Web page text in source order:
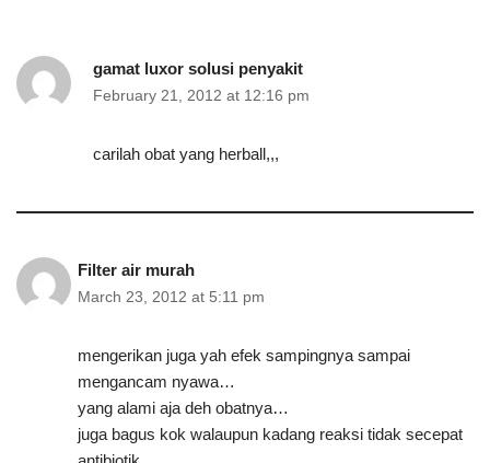
gamat luxor solusi penyakit
February 21, 2012 at 12:16 pm
carilah obat yang herball,,,
Filter air murah
March 23, 2012 at 5:11 pm
mengerikan juga yah efek sampingnya sampai
mengancam nyawa…
yang alami aja deh obatnya…
juga bagus kok walaupun kadang reaksi tidak secepat